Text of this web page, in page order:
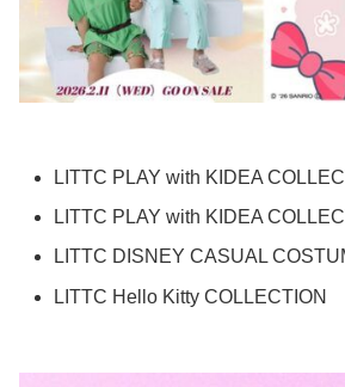
LITTC PLAY with KIDEA
LITTC PLAY with KIDEA
LITTC DISNEY CASUAL
LITTC Hello Kitty COLLECTION